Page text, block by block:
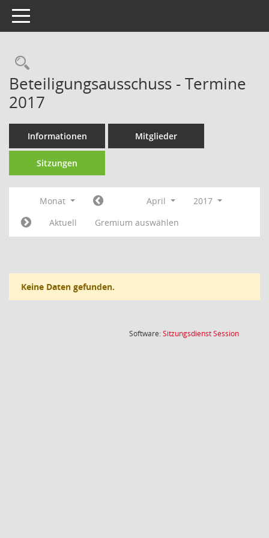
Toggle navigation
Rechercheauswahl
Beteiligungsausschuss - Termine
2017
Informationen Mitglieder
Sitzungen
Monat April
2017
Aktuell
Gremium auswählen
Keine Daten gefunden.
Software:SitzungsdienstSession(Wird in